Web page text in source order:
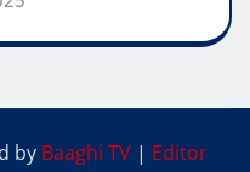
by Baaghi TV | Editor